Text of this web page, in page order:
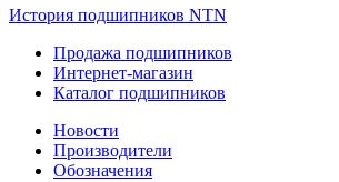
История подшипников NTN
Продажа подшипников
Интернет-магазин
Каталог подшипников
Новости
Производители
Обозначения